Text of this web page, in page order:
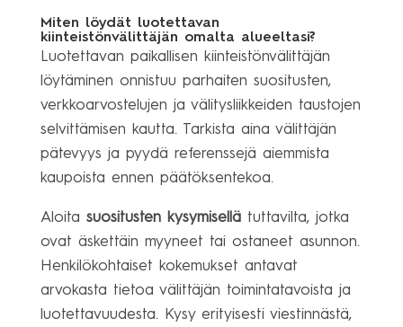
Miten löydät luotettavan
kiinteistönvälittäjän omalta alueeltasi?
Luotettavan paikallisen kiinteistönvälittäjän
löytäminen onnistuu parhaiten suositusten,
verkkoarvostelujen ja välitysliikkeiden taustojen
selvittämisen kautta. Tarkista aina välittäjän
pätevyys ja pyydä referenssejä aiemmista
kaupoista ennen päätöksentekoa.
Aloita suositusten kysymisellätuttavilta, jotka
ovat äskettäin myyneet tai ostaneet asunnon.
Henkilökohtaiset kokemukset antavat
arvokasta tietoa välittäjän toimintatavoista ja
luotettavuudesta. Kysy erityisesti viestinnästä,